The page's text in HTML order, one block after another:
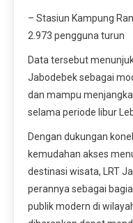
– ⁠Stasiun Kampung
2.973 pengguna turun
Data tersebut
Jabodebek sebagai
dan mampu
selama periode libur
Dengan dukungan
kemudahan akses
destinasi wisata, LRT
perannya sebagai
publik modern di